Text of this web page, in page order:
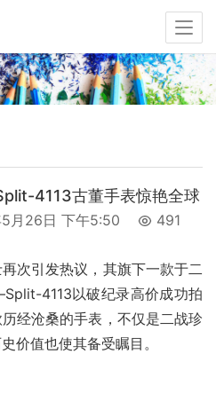
4113古董手表惊艳全球
月26日 下午5:50 491
次引发热议，其旗下一款于二
4113以破纪录高价成功拍
经沧桑的手表，不仅是二战珍
价值也使其备受瞩目。